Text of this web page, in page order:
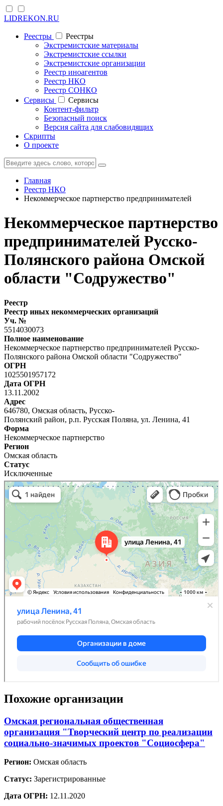
LIDREKON.RU
Реестры
Реестры
Экстремистские материалы
Экстремистские ссылки
Экстремистские организации
Реестр иноагентов
Реестр НКО
Реестр СОНКО
Cервисы
Cервисы
Контент-фильтр
Безопасный поиск
Версия сайта для слабовидящих
Скрипты
О проекте
Главная
Реестр НКО
Некоммерческое партнерство предпринимателей
Некоммерческое партнерство
предпринимателей Русско-
Полянского района Омской
области "Содружество"
Реестр
Реестр иных некоммерческих организаций
Уч. №
5514030073
Полное наименование
Некоммерческое партнерство предпринимателей Русско-
Полянского района Омской области "Содружество"
ОГРН
1025501957172
Дата ОГРН
13.11.2002
Адрес
646780, Омская область, Русско-
Полянский район, р.п. Русская Поляна, ул. Ленина, 41
Форма
Некоммерческое партнерство
Регион
Омская область
Статус
Исключенные
Похожие организации
Омская региональная общественная
организация "Творческий центр по реализации
социально-значимых проектов "Социосфера"
Регион: Омская область
Статус: Зарегистрированные
Дата ОГРН: 12.11.2020